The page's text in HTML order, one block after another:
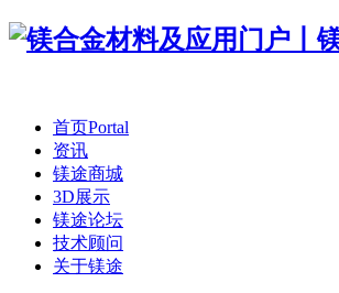
首页Portal
资讯
镁途商城
3D展示
镁途论坛
技术顾问
关于镁途